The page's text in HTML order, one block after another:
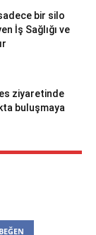
bir silo
İş Sağlığı ve
ziyaretinde
buluşmaya
BEĞEN